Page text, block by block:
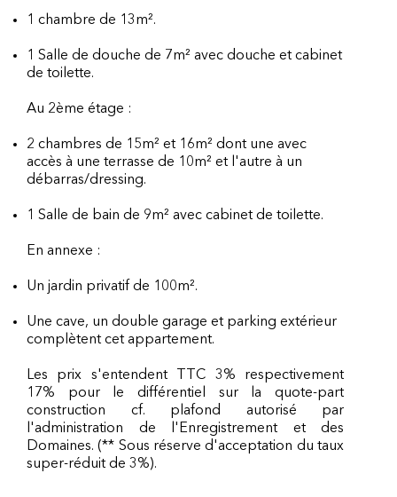
1 chambre de 13m².
1 Salle de douche de 7m² avec douche et cabinet
de toilette.
Au 2ème étage :
2 chambres de 15m² et 16m² dont une avec
accès à une terrasse de 10m² et l'autre à un
débarras/dressing.
1 Salle de bain de 9m² avec cabinet de toilette.
En annexe :
Un jardin privatif de 100m².
Une cave, un double garage et parking extérieur
complètent cet appartement.
Les prix s'entendent TTC 3% respectivement
17% pour le différentiel sur la quote-part
construction cf. plafond autorisé par
l'administration de l'Enregistrement et des
Domaines. (** Sous réserve d'acceptation du taux
super-réduit de 3%).